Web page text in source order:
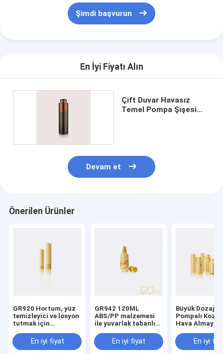
Şimdi başvurun
En İyi Fiyatı Alın
Çift Duvar Havasız
Temel Pompa Şişesi
Devam et
Önerilen Ürünler
GR920 Hortum, yüz
temizleyici ve losyon
tutmak için
En iyi fiyat
GR942 120ML
ABS/PP malzemesi
ile yuvarlak tabanlı
pompa uygulamaları
için
En iyi fiyat
Büyük Dozajlı
Pompalı
Hava Almayan
Derece
PP/PCR
En iyi